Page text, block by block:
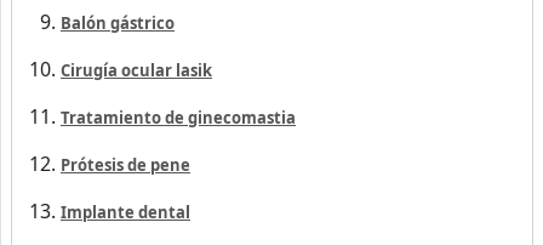
Balón gástrico
Cirugía ocular lasik
Tratamiento de ginecomastia
Prótesis de pene
Implante dental